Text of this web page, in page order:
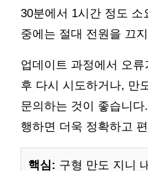
30분에서 1시간 정도
중에는 절대 전원을 끄
업데이트 과정에서 오
후 다시 시도하거나, 만
문의하는 것이 좋습니
행하면 더욱 정확하고
핵심: 구형 만도 지니